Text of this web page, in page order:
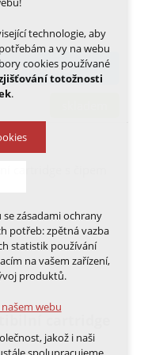
DO KOŠÍKU
technologie, aby
a vy na webu
cookies používané
totožnosti
.
případná
vyhodnocení
Sklik,
zásadami ochrany
potřeb: zpětná vazba
statistik používání
na vašem zařízení,
produktů.
webu
jakož i naši